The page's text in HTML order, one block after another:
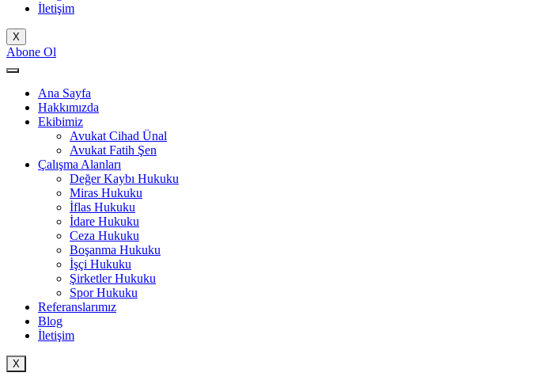
İletişim
X
Abone Ol
Ana Sayfa
Hakkımızda
Ekibimiz
Avukat Cihad Ünal
Avukat Fatih Şen
Çalışma Alanları
Değer Kaybı Hukuku
Miras Hukuku
İflas Hukuku
İdare Hukuku
Ceza Hukuku
Boşanma Hukuku
İşçi Hukuku
Şirketler Hukuku
Spor Hukuku
Referanslarımız
Blog
İletişim
X